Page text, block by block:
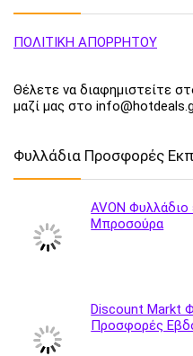
ΠΟΛΙΤΙΚΗ ΑΠΟΡΡΗΤΟΥ
Θέλετε να διαφημιστείτε
μαζί μας στο
Φυλλάδια Προσφορές
AVON
Μπροσούρα
Discount Markt
Προσφορές